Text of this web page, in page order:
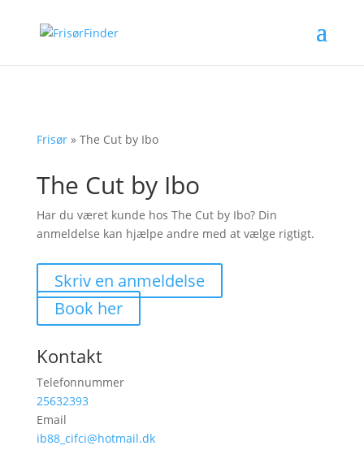
Frisør» The Cut by Ibo
The Cut by Ibo
Har du været kunde hos The Cut by Ibo? Din
anmeldelse kan hjælpe andre med at vælge rigtigt.
Skriv en anmeldelse
Book her
Kontakt
Telefonnummer
25632393
Email
ib88_cifci@hotmail.dk